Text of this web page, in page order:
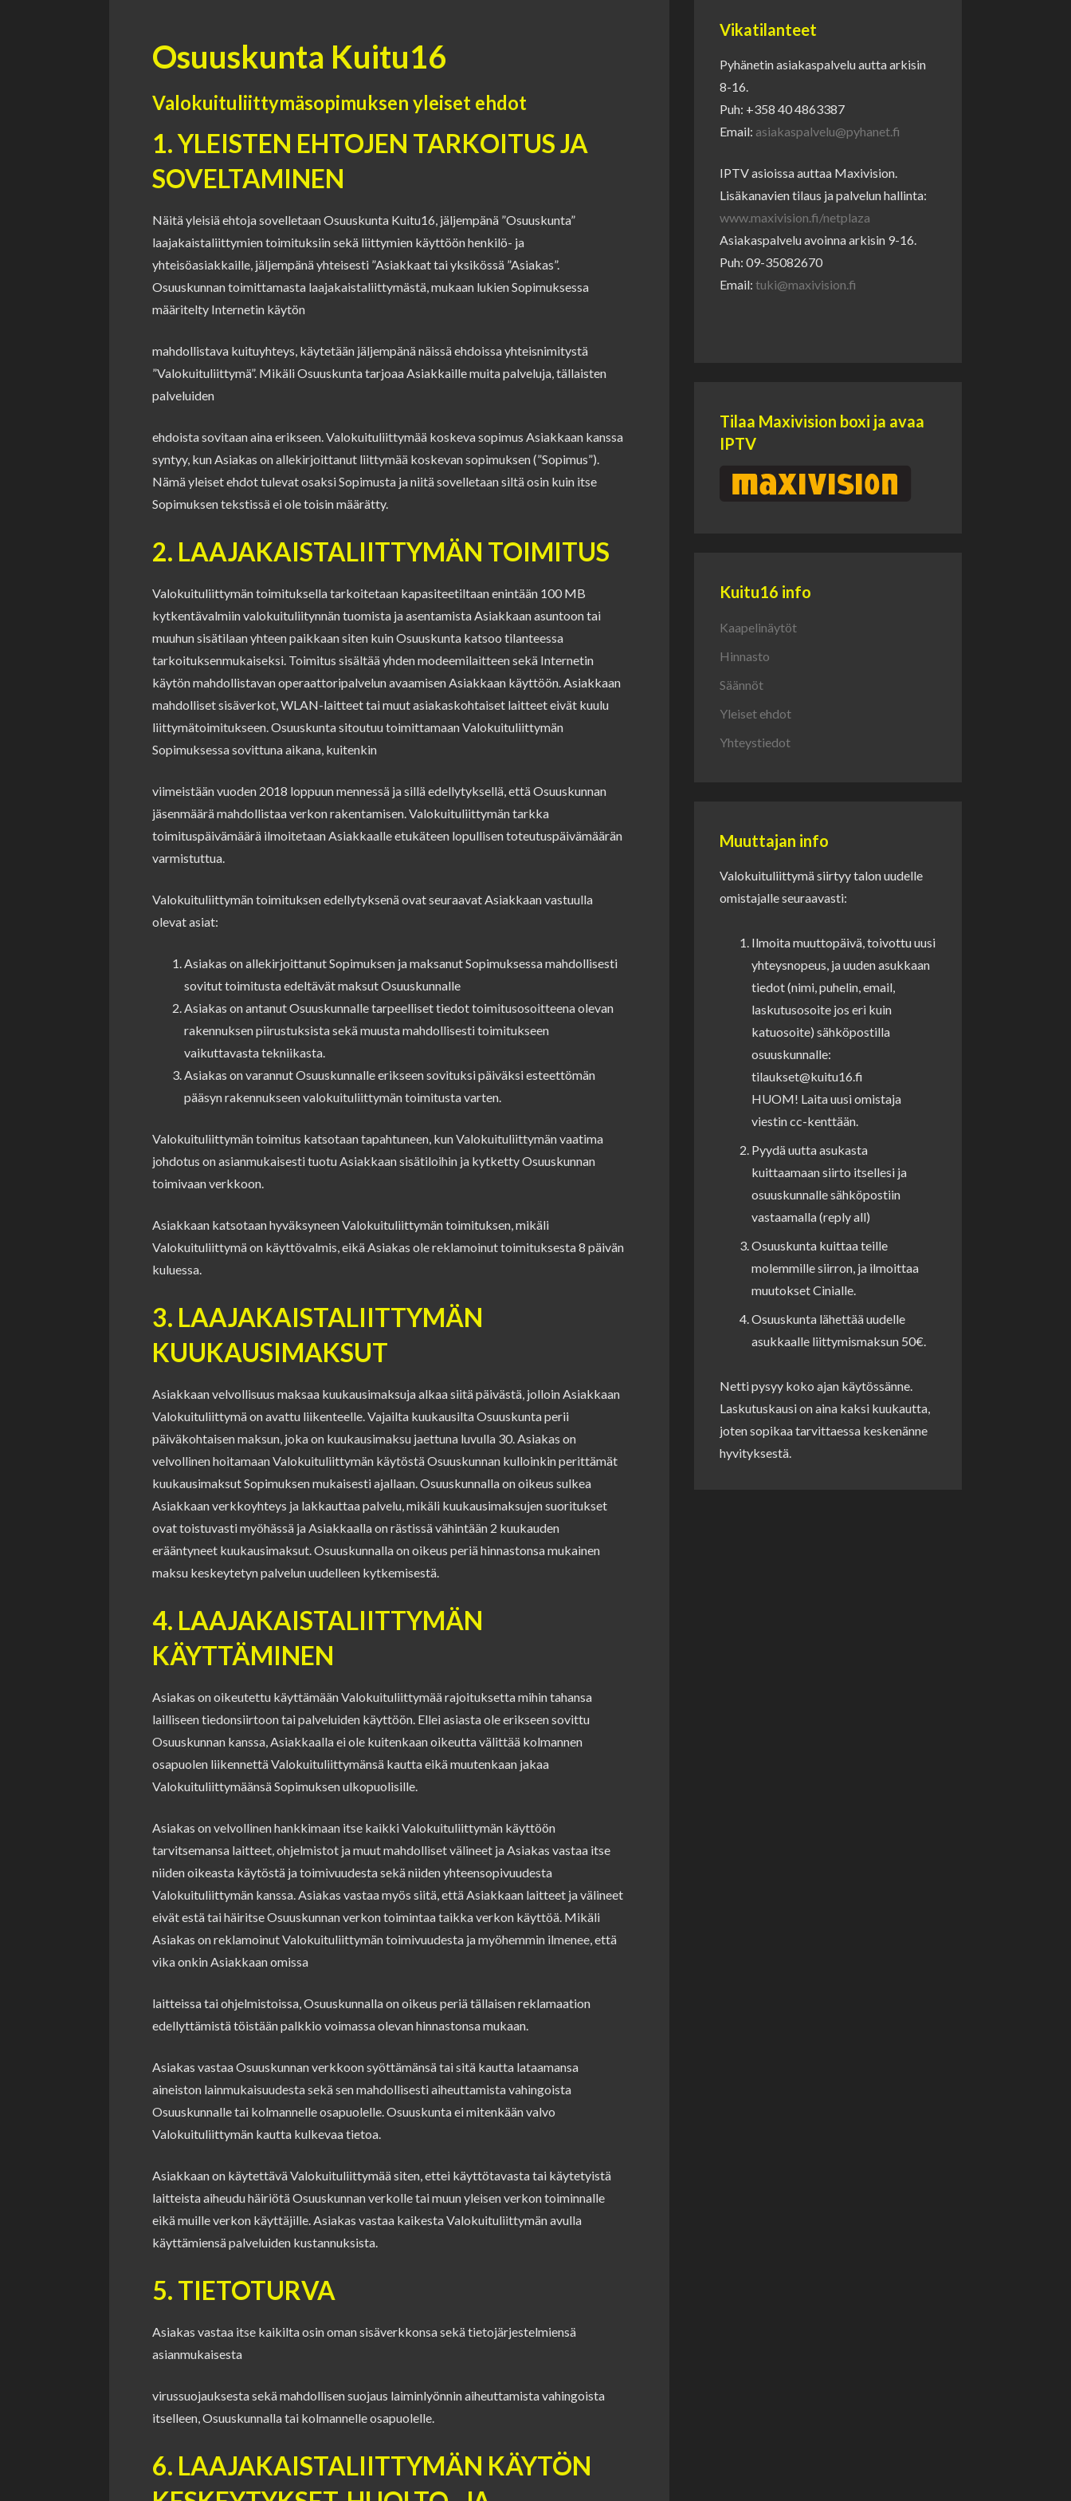
Osuuskunta Kuitu16
Valokuituliittymäsopimuksen yleiset ehdot
1. YLEISTEN EHTOJEN TARKOITUS JA
SOVELTAMINEN
Näitä yleisiä ehtoja sovelletaan Osuuskunta Kuitu16, jäljempänä ”Osuuskunta”
laajakaistaliittymien toimituksiin sekä liittymien käyttöön henkilö- ja
yhteisöasiakkaille, jäljempänä yhteisesti ”Asiakkaat tai yksikössä ”Asiakas”.
Osuuskunnan toimittamasta laajakaistaliittymästä, mukaan lukien Sopimuksessa
määritelty Internetin käytön
mahdollistava kuituyhteys, käytetään jäljempänä näissä ehdoissa yhteisnimitystä
”Valokuituliittymä”. Mikäli Osuuskunta tarjoaa Asiakkaille muita palveluja, tällaisten
palveluiden
ehdoista sovitaan aina erikseen. Valokuituliittymää koskeva sopimus Asiakkaan kanssa
syntyy, kun Asiakas on allekirjoittanut liittymää koskevan sopimuksen (”Sopimus”).
Nämä yleiset ehdot tulevat osaksi Sopimusta ja niitä sovelletaan siltä osin kuin itse
Sopimuksen tekstissä ei ole toisin määrätty.
2. LAAJAKAISTALIITTYMÄN TOIMITUS
Valokuituliittymän toimituksella tarkoitetaan kapasiteetiltaan enintään 100 MB
kytkentävalmiin valokuituliitynnän tuomista ja asentamista Asiakkaan asuntoon tai
muuhun sisätilaan yhteen paikkaan siten kuin Osuuskunta katsoo tilanteessa
tarkoituksenmukaiseksi. Toimitus sisältää yhden modeemilaitteen sekä Internetin
käytön mahdollistavan operaattoripalvelun avaamisen Asiakkaan käyttöön. Asiakkaan
mahdolliset sisäverkot, WLAN-laitteet tai muut asiakaskohtaiset laitteet eivät kuulu
liittymätoimitukseen. Osuuskunta sitoutuu toimittamaan Valokuituliittymän
Sopimuksessa sovittuna aikana, kuitenkin
viimeistään vuoden 2018 loppuun mennessä ja sillä edellytyksellä, että Osuuskunnan
jäsenmäärä mahdollistaa verkon rakentamisen. Valokuituliittymän tarkka
toimituspäivämäärä ilmoitetaan Asiakkaalle etukäteen lopullisen toteutuspäivämäärän
varmistuttua.
Valokuituliittymän toimituksen edellytyksenä ovat seuraavat Asiakkaan vastuulla
olevat asiat:
Asiakas on allekirjoittanut Sopimuksen ja maksanut Sopimuksessa mahdollisesti
sovitut toimitusta edeltävät maksut Osuuskunnalle
Asiakas on antanut Osuuskunnalle tarpeelliset tiedot toimitusosoitteena olevan
rakennuksen piirustuksista sekä muusta mahdollisesti toimitukseen
vaikuttavasta tekniikasta.
Asiakas on varannut Osuuskunnalle erikseen sovituksi päiväksi esteettömän
pääsyn rakennukseen valokuituliittymän toimitusta varten.
Valokuituliittymän toimitus katsotaan tapahtuneen, kun Valokuituliittymän vaatima
johdotus on asianmukaisesti tuotu Asiakkaan sisätiloihin ja kytketty Osuuskunnan
toimivaan verkkoon.
Asiakkaan katsotaan hyväksyneen Valokuituliittymän toimituksen, mikäli
Valokuituliittymä on käyttövalmis, eikä Asiakas ole reklamoinut toimituksesta 8 päivän
kuluessa.
3. LAAJAKAISTALIITTYMÄN
KUUKAUSIMAKSUT
Asiakkaan velvollisuus maksaa kuukausimaksuja alkaa siitä päivästä, jolloin Asiakkaan
Valokuituliittymä on avattu liikenteelle. Vajailta kuukausilta Osuuskunta perii
päiväkohtaisen maksun, joka on kuukausimaksu jaettuna luvulla 30. Asiakas on
velvollinen hoitamaan Valokuituliittymän käytöstä Osuuskunnan kulloinkin perittämät
kuukausimaksut Sopimuksen mukaisesti ajallaan. Osuuskunnalla on oikeus sulkea
Asiakkaan verkkoyhteys ja lakkauttaa palvelu, mikäli kuukausimaksujen suoritukset
ovat toistuvasti myöhässä ja Asiakkaalla on rästissä vähintään 2 kuukauden
erääntyneet kuukausimaksut. Osuuskunnalla on oikeus periä hinnastonsa mukainen
maksu keskeytetyn palvelun uudelleen kytkemisestä.
4. LAAJAKAISTALIITTYMÄN
KÄYTTÄMINEN
Asiakas on oikeutettu käyttämään Valokuituliittymää rajoituksetta mihin tahansa
lailliseen tiedonsiirtoon tai palveluiden käyttöön. Ellei asiasta ole erikseen sovittu
Osuuskunnan kanssa, Asiakkaalla ei ole kuitenkaan oikeutta välittää kolmannen
osapuolen liikennettä Valokuituliittymänsä kautta eikä muutenkaan jakaa
Valokuituliittymäänsä Sopimuksen ulkopuolisille.
Asiakas on velvollinen hankkimaan itse kaikki Valokuituliittymän käyttöön
tarvitsemansa laitteet, ohjelmistot ja muut mahdolliset välineet ja Asiakas vastaa itse
niiden oikeasta käytöstä ja toimivuudesta sekä niiden yhteensopivuudesta
Valokuituliittymän kanssa. Asiakas vastaa myös siitä, että Asiakkaan laitteet ja välineet
eivät estä tai häiritse Osuuskunnan verkon toimintaa taikka verkon käyttöä. Mikäli
Asiakas on reklamoinut Valokuituliittymän toimivuudesta ja myöhemmin ilmenee, että
vika onkin Asiakkaan omissa
laitteissa tai ohjelmistoissa, Osuuskunnalla on oikeus periä tällaisen reklamaation
edellyttämistä töistään palkkio voimassa olevan hinnastonsa mukaan.
Asiakas vastaa Osuuskunnan verkkoon syöttämänsä tai sitä kautta lataamansa
aineiston lainmukaisuudesta sekä sen mahdollisesti aiheuttamista vahingoista
Osuuskunnalle tai kolmannelle osapuolelle. Osuuskunta ei mitenkään valvo
Valokuituliittymän kautta kulkevaa tietoa.
Asiakkaan on käytettävä Valokuituliittymää siten, ettei käyttötavasta tai käytetyistä
laitteista aiheudu häiriötä Osuuskunnan verkolle tai muun yleisen verkon toiminnalle
eikä muille verkon käyttäjille. Asiakas vastaa kaikesta Valokuituliittymän avulla
käyttämiensä palveluiden kustannuksista.
5. TIETOTURVA
Asiakas vastaa itse kaikilta osin oman sisäverkkonsa sekä tietojärjestelmiensä
asianmukaisesta
virussuojauksesta sekä mahdollisen suojaus laiminlyönnin aiheuttamista vahingoista
itselleen, Osuuskunnalla tai kolmannelle osapuolelle.
6. LAAJAKAISTALIITTYMÄN KÄYTÖN
Vikatilanteet
Pyhänetin asiakaspalvelu autta arkisin
8-16.
Puh: +358 40 4863387
Email: asiakaspalvelu@pyhanet.fi
IPTV asioissa auttaa Maxivision.
Lisäkanavien tilaus ja palvelun hallinta:
www.maxivision.fi/netplaza
Asiakaspalvelu avoinna arkisin 9-16.
Puh: 09-35082670
Email: tuki@maxivision.fi
Tilaa Maxivision boxi ja avaa
IPTV
Kuitu16 info
Kaapelinäytöt
Hinnasto
Säännöt
Yleiset ehdot
Yhteystiedot
Muuttajan info
Valokuituliittymä siirtyy talon uudelle
omistajalle seuraavasti:
Ilmoita muuttopäivä, toivottu uusi
yhteysnopeus, ja uuden asukkaan
tiedot (nimi, puhelin, email,
laskutusosoite jos eri kuin
katuosoite) sähköpostilla
osuuskunnalle:
tilaukset@kuitu16.fi
HUOM! Laita uusi omistaja
viestin cc-kenttään.
Pyydä uutta asukasta
kuittaamaan siirto itsellesi ja
osuuskunnalle sähköpostiin
vastaamalla (reply all)
Osuuskunta kuittaa teille
molemmille siirron, ja ilmoittaa
muutokset Cinialle.
Osuuskunta lähettää uudelle
asukkaalle liittymismaksun 50€.
Netti pysyy koko ajan käytössänne.
Laskutuskausi on aina kaksi kuukautta,
joten sopikaa tarvittaessa keskenänne
hyvityksestä.